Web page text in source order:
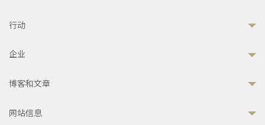
行动
企业
博客和文章
网站信息